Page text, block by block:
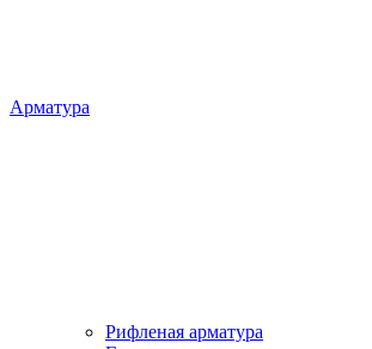
Арматура
Рифленая арматура